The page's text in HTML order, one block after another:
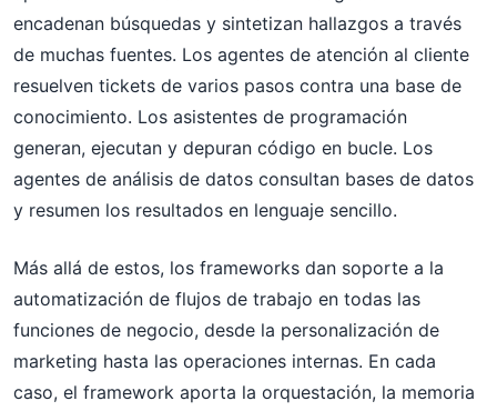
encadenan búsquedas y sintetizan hallazgos a través
de muchas fuentes. Los agentes de atención al cliente
resuelven tickets de varios pasos contra una base de
conocimiento. Los asistentes de programación
generan, ejecutan y depuran código en bucle. Los
agentes de análisis de datos consultan bases de datos
y resumen los resultados en lenguaje sencillo.
Más allá de estos, los frameworks dan soporte a la
automatización de flujos de trabajo en todas las
funciones de negocio, desde la personalización de
marketing hasta las operaciones internas. En cada
caso, el framework aporta la orquestación, la memoria